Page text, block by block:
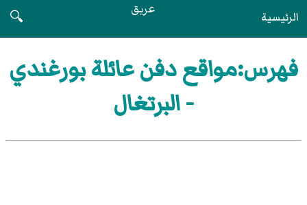
الرئيسية عريق
🔍
فهرس:مواقع دفن عائلة بورغندي
- البرتغال